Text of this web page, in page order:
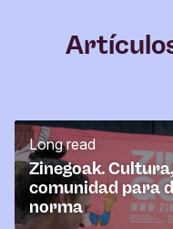
r
i
oZinegoak.
comunidad para
norma
Long read